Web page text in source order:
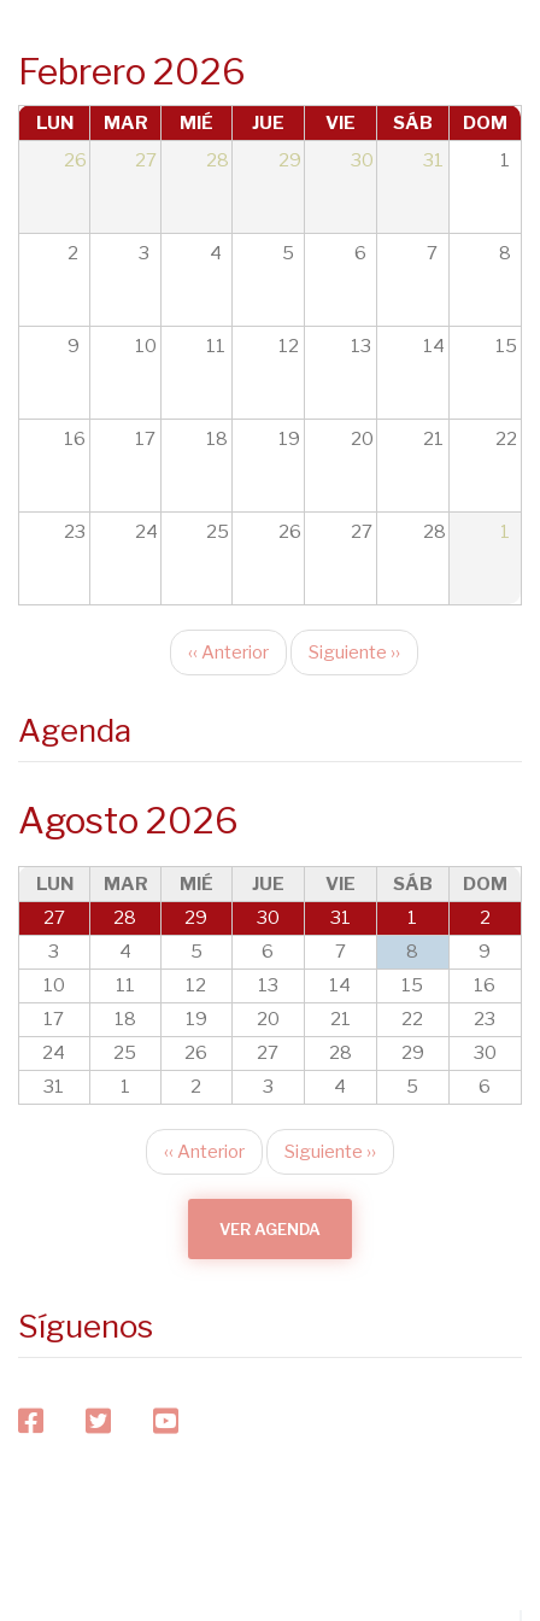
Febrero 2026
LUN MAR MIÉ JUE VIE SÁB
DOM
26
27 28 29 30 31 1
2 3 4 5 6 7 8
9 10 11 12 13 14 15
16 17 18 19 20 21 22
23 24 25 26 27 28 1
Paginación
‹‹ Anterior Siguiente ››
Agenda
Agosto 2026
LUN MAR MIÉ JUE VIE SÁB
DOM
27
28 29 30 31 1
2
3
4 5 6 7 8
9
10
11 12 13 14 15
16
17
18 19 20 21 22
23
24
25 26 27 28 29
30
31
1 2 3 4 5 6
Paginación
‹‹ Anterior Siguiente ››
VER AGENDA
Síguenos
facebooktwitteryoutube